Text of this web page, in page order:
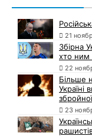
21
Збірна
хто ним
22
Більше
Україні
23